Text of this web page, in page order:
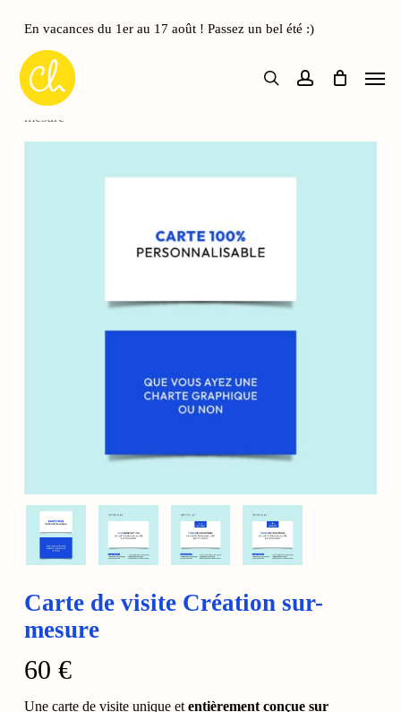
content
En vacances du 1er au 17 août ! Passez un bel été :)
search account Menu
Accueil
mesure
Carte de visite Création sur-
mesure
60 €
Une carte de visite unique et entièrement conçue sur